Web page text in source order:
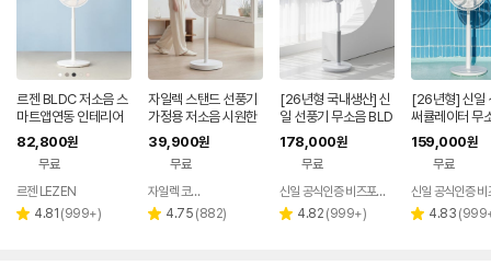
르젠 BLDC 저소음 스
마트앱연동 인테리어
써큘레이터 선풍기 LZ
EF-DC290 릴리화이
82,800원
무료
르젠 LEZEN
별 4.81 리
(999+)
자일렉 스탠드 선풍기
가정용 저소음 시원한
사무실 리모컨 써큘레
이터 ZL-224RC
39,900원
무료
페이
자일렉 코리아
별 4.75 리
(882)
[26년형 국내생산] 신
일 선풍기 무소음 BLD
C 써큘레이터 국산 저
소음 가정용 블랙 SIF-
BZ173D
178,000원
무료
신일 공식인증 비즈포비즈
별 4.82 리
(999+)
[26년형] 신일
써큘레이터 무
탠드 BLDC 서
터 저소음
159,000원
무료
별 4.83 리
(